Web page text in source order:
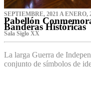
SEPTIEMBRE, 2021 A ENERO,
Pabellón
Banderas Históricas
Sala Siglo XX
La larga Guerra de
conjunto de símbolos de